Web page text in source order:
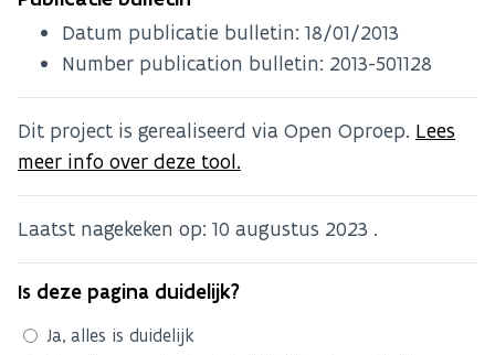
Datum publicatie bulletin: 18/01/2013
Number publication bulletin: 2013-501128
Dit project is gerealiseerd via Open Oproep. Lees
meer info over deze tool.
Laatst nagekeken op: 10 augustus 2023 .
Is deze pagina duidelijk?
Ja, alles is duidelijk